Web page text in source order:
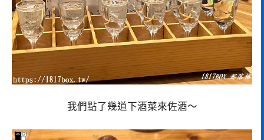
我們點了幾道下酒菜來佐酒～